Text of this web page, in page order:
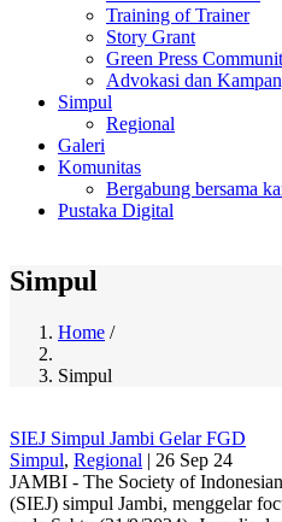
Training of Trainer
Story Grant
Green Press
Advokasi dan
Simpul
Regional
Galeri
Komunitas
Bergabung bersama
Pustaka Digital
Simpul
Breadcrumb
Home /
Simpul
SIEJ Simpul Jambi Gelar FGD
Simpul, Regional | 26 Sep 24
JAMBI - The Society of
(SIEJ) simpul Jambi, menggelar